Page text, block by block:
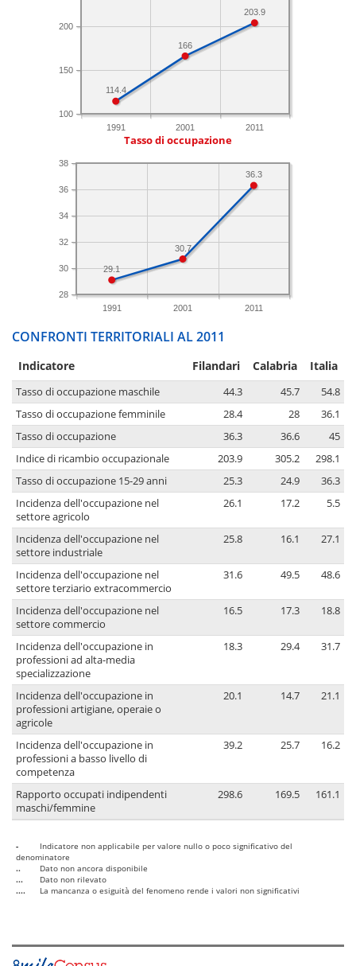
1991 2001 2011
100
150
200
203.9
166
114.4
Tasso di occupazione
1991 2001 2011
28
30
32
34
36
38
36.3
30.7
29.1
CONFRONTI TERRITORIALI AL 2011
Indicatore Filandari Calabria Italia
Tasso di occupazione maschile 44.3 45.7
54.8
Tasso di occupazione femminile
28.4 28
36.1
Tasso di occupazione
36.3 36.6
45
Indice di ricambio occupazionale
203.9 305.2
298.1
Tasso di occupazione 15-29 anni
25.3 24.9
36.3
Incidenza dell'occupazione nel
settore agricolo
26.1 17.2 5.5
Incidenza dell'occupazione nel
settore industriale
25.8 16.1 27.1
Incidenza dell'occupazione nel
settore terziario extracommercio
31.6 49.5 48.6
Incidenza dell'occupazione nel
settore commercio
16.5 17.3 18.8
Incidenza dell'occupazione in
professioni ad alta-media
specializzazione
18.3 29.4 31.7
Incidenza dell'occupazione in
professioni artigiane, operaie o
agricole
20.1 14.7 21.1
Incidenza dell'occupazione in
professioni a basso livello di
competenza
39.2 25.7 16.2
Rapporto occupati indipendenti
maschi/femmine
298.6 169.5 161.1
-
Indicatore non applicabile per valore nullo o poco significativo del
denominatore
..
Dato non ancora disponibile
...
Dato non rilevato
....
La mancanza o esiguità del fenomeno rende i valori non significativi